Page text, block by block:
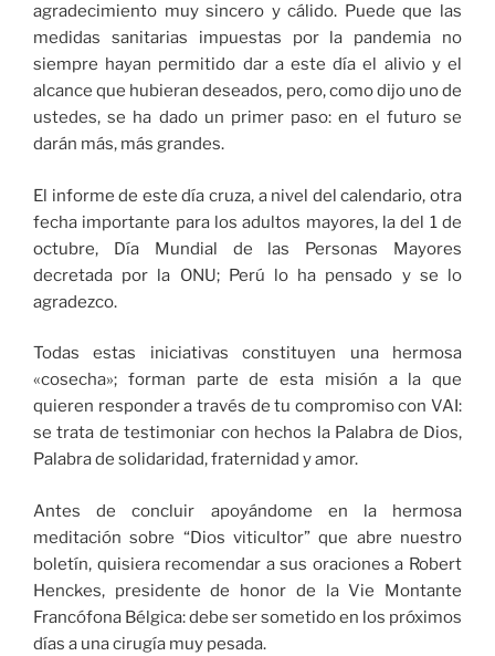
agradecimiento muy sincero y cálido. Puede que las
medidas sanitarias impuestas por la pandemia no
siempre hayan permitido dar a este día el alivio y el
alcance que hubieran deseados, pero, como dijo uno de
ustedes, se ha dado un primer paso: en el futuro se
darán más, más grandes.
El informe de este día cruza, a nivel del calendario, otra
fecha importante para los adultos mayores, la del 1 de
octubre, Día Mundial de las Personas Mayores
decretada por la ONU; Perú lo ha pensado y se lo
agradezco.
Todas estas iniciativas constituyen una hermosa
«cosecha»; forman parte de esta misión a la que
quieren responder a través de tu compromiso con VAI:
se trata de testimoniar con hechos la Palabra de Dios,
Palabra de solidaridad, fraternidad y amor.
Antes de concluir apoyándome en la hermosa
meditación sobre “Dios viticultor” que abre nuestro
boletín, quisiera recomendar a sus oraciones a Robert
Henckes, presidente de honor de la Vie Montante
Francófona Bélgica: debe ser sometido en los próximos
días a una cirugía muy pesada.